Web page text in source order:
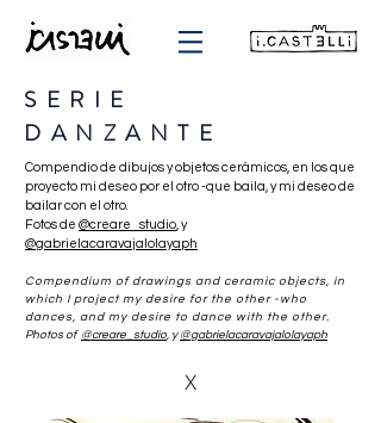
SERIE
DANZANTE
Compendio de dibujos y objetos cerámicos, en los que
proyecto mi deseo por el otro -que baila, y mi deseo de
bailar con el otro.
Fotos de @creare_studio , y
@gabrielacaravajalolayaph
Compendium of drawings and ceramic objects, in
which I project my desire for the other -who
dances, and my desire to dance with the other.
Photos of @creare_studio, y @gabrielacaravajalolayaph
X